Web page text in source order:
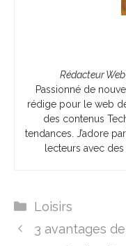
Rédacteur
Passionné de
rédige pour le web
des contenus
tendances. J’adore
lecteurs avec
Catégories
Loisirs
3 avantages